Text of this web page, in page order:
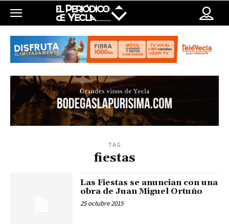
TAG
fiestas
Las Fiestas se anuncian con una
obra de Juan Miguel Ortuño
25 octubre 2015